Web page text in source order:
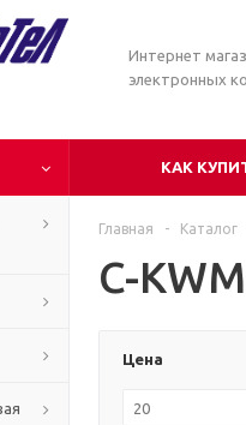
Интернет
электронных
КАК
Главная - Каталог
C-
Цена